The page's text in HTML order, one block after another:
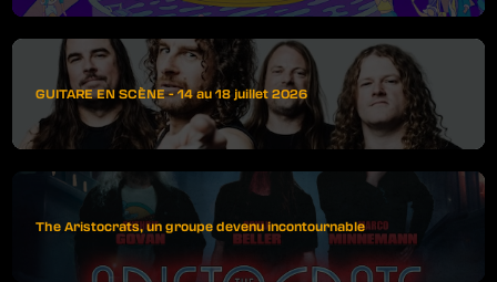
GUITARE EN SCÈNE - 14 au 18 juillet 2026
The Aristocrats, un groupe devenu incontournable